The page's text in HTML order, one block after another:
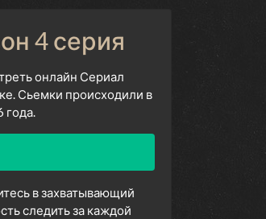
4 серия
онлайн Сериал
Сьемки происходили в
года.
в захватывающий
следить за каждой